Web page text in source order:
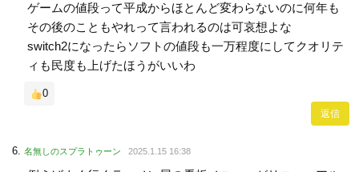
ゲームの値段って平成からほとんど変わらないのに何年も
その後のこともやれって言われるのは可哀想よな
switch2になったらソフトの値段も一万程度にしてクオリテ
ィも民度も上げたほうがいいわ
0
返信
名無しのスプラトゥーン 2025.1.15 16:38